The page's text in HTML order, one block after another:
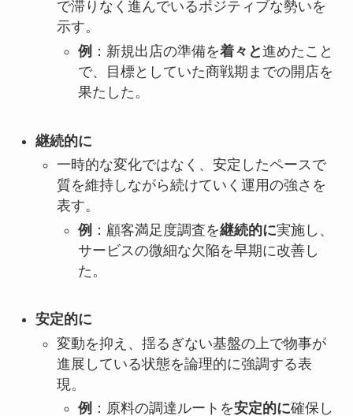
で滞りなく進んでいるポジティブな勢いを
示す。
例 ：新規出店の準備を着々と進めたこと
で、目標としていた商戦期までの開店を
果たした。
継続的に
一時的な変化ではなく、安定したペースで
質を維持しながら続けていく運用の強さを
表す。
例 ：顧客満足度調査を継続的に実施し、
サービスの微細な欠陥を早期に改善し
た。
安定的に
変動を抑え、揺るぎない基盤の上で物事が
進展している状態を論理的に強調する表
現。
例 ：原料の調達ルートを安定的に確保し